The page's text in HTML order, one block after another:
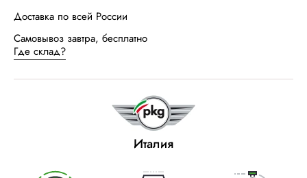
Италия
Доставка по всей России
Самовывоз завтра, бесплатно
Где склад?